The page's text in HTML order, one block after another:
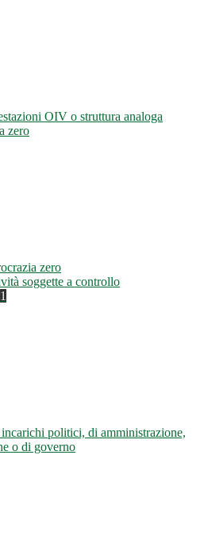
OIV o struttura analoga
zero
zero
soggette a controllo
1
politici, di amministrazione,
o di governo